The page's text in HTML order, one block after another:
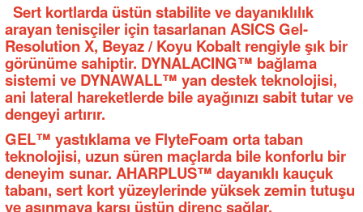
Sert kortlarda üstün stabilite ve dayanıklılık
arayan tenisçiler için tasarlanan ASICS Gel-
Resolution X, Beyaz / Koyu Kobalt rengiyle şık bir
görünüme sahiptir. DYNALACING™ bağlama
sistemi ve DYNAWALL™ yan destek teknolojisi,
ani lateral hareketlerde bile ayağınızı sabit tutar ve
dengeyi artırır.
GEL™ yastıklama ve FlyteFoam orta taban
teknolojisi, uzun süren maçlarda bile konforlu bir
deneyim sunar. AHARPLUS™ dayanıklı kauçuk
tabanı, sert kort yüzeylerinde yüksek zemin tutuşu
ve aşınmaya karşı üstün direnç sağlar.